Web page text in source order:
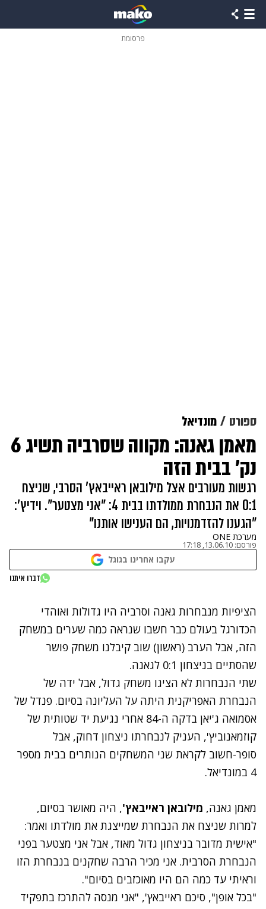
פרסומת
ספורט מונדיאל
מאמן גאנה: מקווה שסרביה תשיג 6
נק' בבית הזה
רגשות מעורבים אצל מילובאן ראייבאץ' הסרבי, שניצח
0:1 את הנבחרת ממולדתו בבית 4: "אני מצטער". וידיץ':
"הגענו להזדמנויות, הם הענישו אותנו"
מערכת ONE
פורסם: 13.06.10, 17:18
עקבו אחרינו בגוגל
דברו איתנו
נתקלנו בבעיה
נסה שוב
הציפיות מנבחרות גאנה וסרביה היו גדולות ואוהדי
הכדורגל בעולם כבר חשבו שנראה כמה שערים במשחק
הזה, אבל הערב (ראשון) שוב קיבלנו משחק פושר
שהסתיים בניצחון 0:1 לגאנה.
שתי הנבחרות לא הציגו משחק גדול, אבל ידה של
הנבחרת האפריקנית היתה על העליונה בסיום. פנדל של
אסמואה ג'יאן בדקה ה-84 אחרי נגיעת יד שטותית של
קוזמאנוביץ', העניק לנבחרתו ניצחון דחוק, אבל
סופר-חשוב לקראת שני המשחקים הנותרים בבית מספר
4 במונדיאל.
מאמן גאנה, מילובאן ראייבאץ', היה מאושר בסיום,
למרות שניצח את הנבחרת שמייצגת את מולדתו ואמר:
"אישית מדובר בניצחון גדול מאוד, אבל אני מצטער בפני
הנבחרת הסרבית. אני מכיר הרבה שחקנים בנבחרת הזו
וראיתי עד כמה הם היו מאוכזבים בסיום".
"בכל אופן", סיכם ראייבאץ', "אני מנסה להתרכז בתפקיד